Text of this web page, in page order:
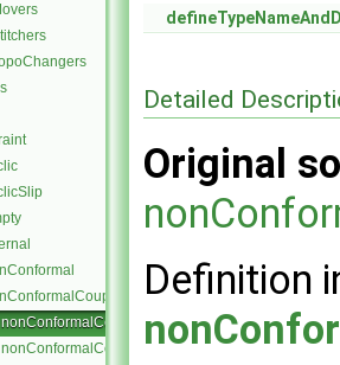
nonConformalCoupledFvPatch.C
nonConformalCoupledFvPatch.H
Detailed
Original
Definition